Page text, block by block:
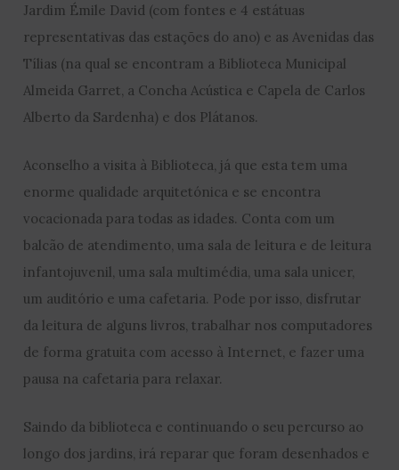
Jardim Émile David (com fontes e 4 estátuas
representativas das estações do ano) e as Avenidas das
Tílias (na qual se encontram a Biblioteca Municipal
Almeida Garret, a Concha Acústica e Capela de Carlos
Alberto da Sardenha) e dos Plátanos.
Aconselho a visita à Biblioteca, já que esta tem uma
enorme qualidade arquitetónica e se encontra
vocacionada para todas as idades. Conta com um
balcão de atendimento, uma sala de leitura e de leitura
infantojuvenil, uma sala multimédia, uma sala unicer,
um auditório e uma cafetaria. Pode por isso, disfrutar
da leitura de alguns livros, trabalhar nos computadores
de forma gratuita com acesso à Internet, e fazer uma
pausa na cafetaria para relaxar.
Saindo da biblioteca e continuando o seu percurso ao
longo dos jardins, irá reparar que foram desenhados e